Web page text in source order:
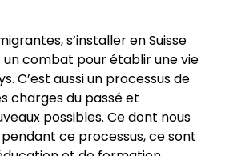
s’installer en Suisse
un combat pour établir une vie
C’est aussi un processus de
charges du passé et
possibles. Ce dont nous
ce processus, ce sont